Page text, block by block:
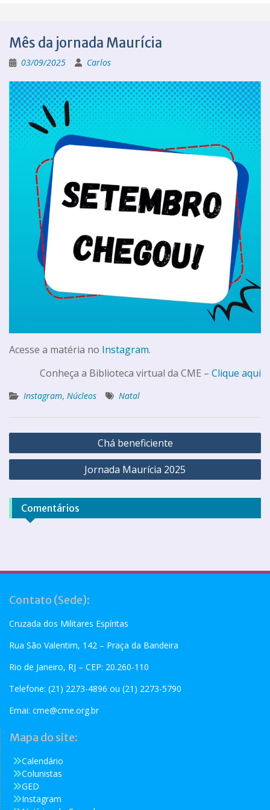
Mês da jornada Maurícia
03/09/2025 Carlos
Acesse a matéria no Instagram.
Conheça a Biblioteca virtual da CME – Clique aqui
Instagram, Núcleos Natal
Chá beneficiente
Jornada Maurícia 2025
Comentários
Contato (Sede):
Cruzada dos Militares Espíritas
Rua São Valentim, 142 – Praça da Bandeira
Rio de Janeiro, RJ – CEP: 20.260-110
Telefone: (21) 2273-4896 ou (21) 2273-5790
Emai: cme@cme.org.br
Mapa do site:
Calendário
Colunistas
GED
Instagram